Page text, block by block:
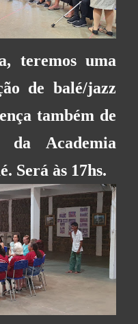
teremos uma
de balé/jazz
também de
da Academia
Será às 17hs.